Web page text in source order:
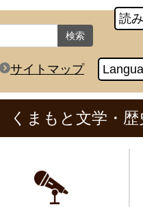
検索
読
サイトマップ
くまもと文学・歴